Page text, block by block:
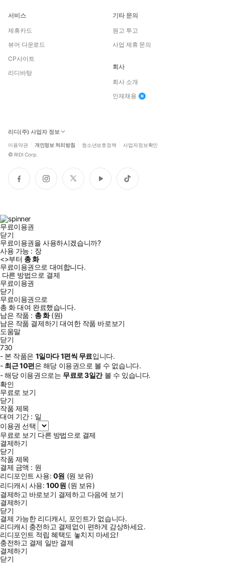
서비스
제휴카드
뷰어 다운로드
CP사이트
리디바탕
기타 문의
원고 투고
사업 제휴 문의
회사
회사 소개
인재채용
리디(주) 사업자 정보
이용약관 개인정보 처리방침 청소년보호정책 사업자정보확인
© RIDI Corp.
페
이
인
스
트
위
유
튜
틱
톡
무료이용권
닫기
무료이용권을 사용하시겠습니까?
사용 가능 : 장
<>부터 총화
무료이용권으로 대여합니다.
다른 방법으로 결제
무료이용권
닫기
무료이용권으로
총 화대여 완료했습니다.
남은 작품 : 총화(원)
남은 작품 결제하기 대여한 작품 바로보기
도움말
닫기
730
- 본 작품은 1일마다1편씩 무료입니다.
- 최근10편은 해당 이용권으로 볼 수 없습니다.
- 해당 이용권으로는 무료로3일간볼 수 있습니다.
확인
무료로 보기
닫기
작품 제목
대여 기간 : 일
이용권 선택
무료로 보기 다른 방법으로 결제
결제하기
닫기
작품 제목
결제 금액 : 원
리디포인트 사용: 0원 (원 보유)
리디캐시 사용:100원 (원 보유)
결제하고 바로보기 결제하고 다음에 보기
결제하기
닫기
결제 가능한 리디캐시, 포인트가 없습니다.
리디캐시 충전하고 결제없이 편하게 감상하세요.
리디포인트 적립 혜택도 놓치지 마세요!
충전하고 결제 일반 결제
결제하기
닫기